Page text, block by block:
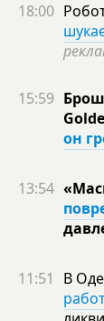
18:00
15:59
он
13:54
11:51 В